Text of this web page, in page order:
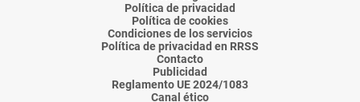
Política de privacidad
Política de cookies
Condiciones de los servicios
Política de privacidad en RRSS
Contacto
Publicidad
Reglamento UE 2024/1083
Canal ético